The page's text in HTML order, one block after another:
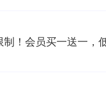
制！会员买一送一，